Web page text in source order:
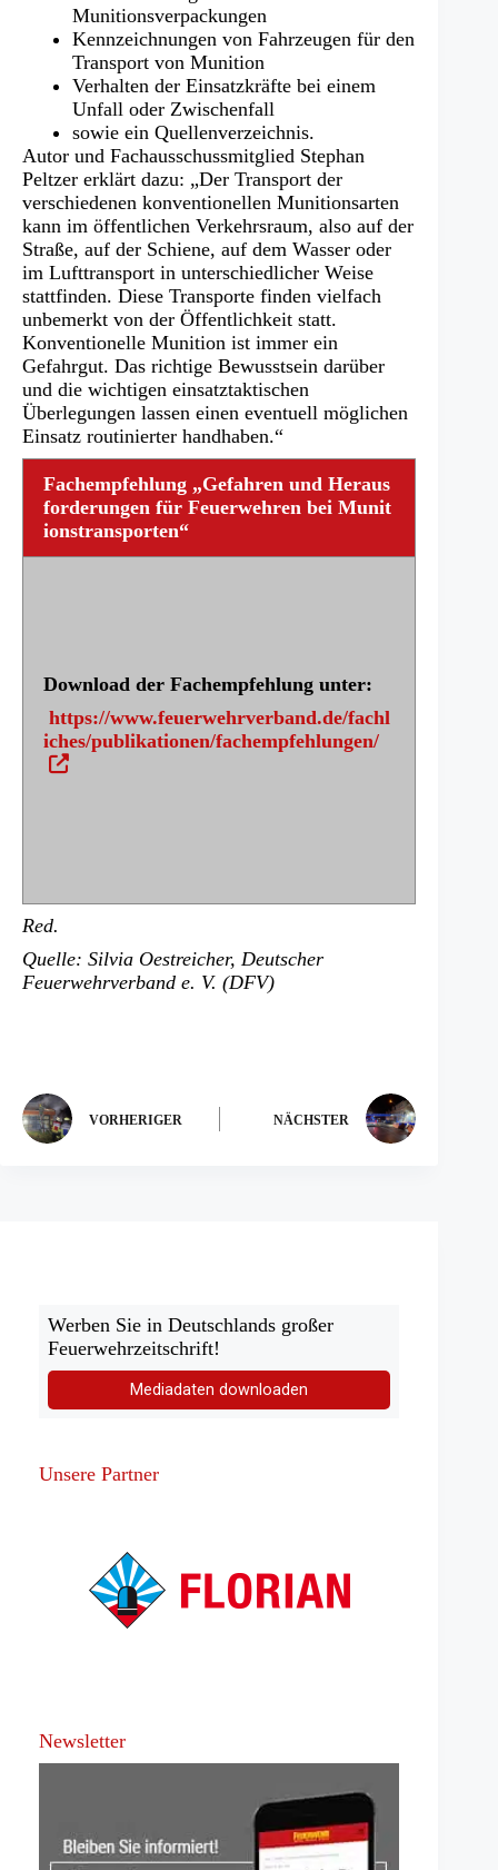
Munitionsverpackungen
Kennzeichnungen von Fahrzeugen für den
Transport von Munition
Verhalten der Einsatzkräfte bei einem
Unfall oder Zwischenfall
sowie ein Quellenverzeichnis.
Autor und Fachausschussmitglied Stephan
Peltzer erklärt dazu: „Der Transport der
verschiedenen konventionellen Munitionsarten
kann im öffentlichen Verkehrsraum, also auf der
Straße, auf der Schiene, auf dem Wasser oder
im Lufttransport in unterschiedlicher Weise
stattfinden. Diese Transporte finden vielfach
unbemerkt von der Öffentlichkeit statt.
Konventionelle Munition ist immer ein
Gefahrgut. Das richtige Bewusstsein darüber
und die wichtigen einsatztaktischen
Überlegungen lassen einen eventuell möglichen
Einsatz routinierter handhaben.“
Fachempfehlung „Gefahren und Heraus
forderungen für Feuerwehren bei Munit
ionstransporten“
Download der Fachempfehlung unter:
https://www.feuerwehrverband.de/fachl
iches/publikationen/fachempfehlungen/(Ö
n
u
e
n
Red.
Quelle: Silvia Oestreicher, Deutscher
Feuerwehrverband e. V. (DFV)
VORHERIGER NÄCHSTER
Werben Sie in Deutschlands großer
Feuerwehrzeitschrift!
Mediadaten downloaden
Unsere Partner
Newsletter